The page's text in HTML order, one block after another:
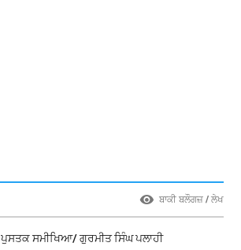
ਬਾਕੀ ਬਲੌਗਜ਼ / ਲੇਖ
ਪੁਸਤਕ ਸਮੀਖਿਆ/ ਗੁਰਮੀਤ ਸਿੰਘ ਪਲਾਹੀ